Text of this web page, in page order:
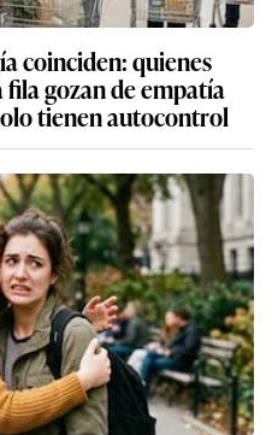
coinciden: quienes
gozan de empatía
tienen autocontrol